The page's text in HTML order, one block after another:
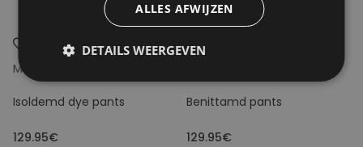
MODSTRÖM
Isoldemd dye pants
129.95€
Benittamd pants
129.95€
ALLES AFWIJZEN
DETAILS WEERGEVEN